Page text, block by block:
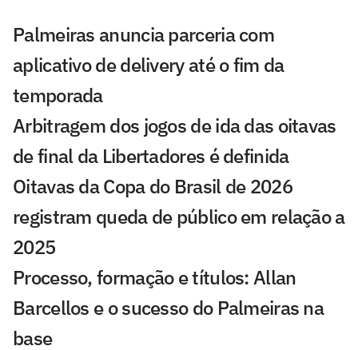
Palmeiras anuncia parceria com
aplicativo de delivery até o fim da
temporada
Arbitragem dos jogos de ida das oitavas
de final da Libertadores é definida
Oitavas da Copa do Brasil de 2026
registram queda de público em relação a
2025
Processo, formação e títulos: Allan
Barcellos e o sucesso do Palmeiras na
base